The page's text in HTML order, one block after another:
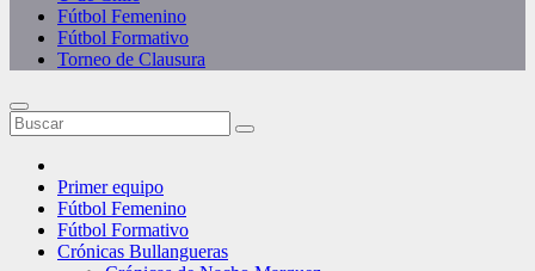
Fútbol Femenino
Fútbol Formativo
Torneo de Clausura
Primer equipo
Fútbol Femenino
Fútbol Formativo
Crónicas Bullangueras